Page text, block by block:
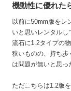
機動性に優れた
以前に50mm版をレ
いと思いレンタルし
流石に1.2タイプの
狭いものの、持ち歩
は問題が無いと思っ
ただこちらは1.2版